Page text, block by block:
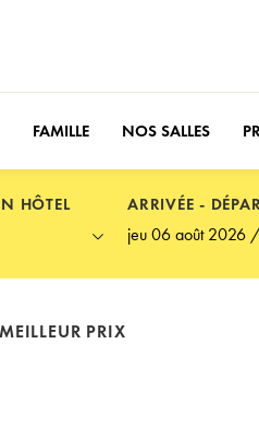
FAMILLE NOS SALLES
HÔTEL ARRIVÉE -
Veuillez
PRIX